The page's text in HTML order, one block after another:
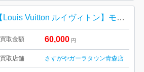
【Louis Vuitton ルイヴィトン】モノグラム・キャンバス・スピーディ30・メンズ・レディース
買取金額 60,000 円
買取店舗 さすがやガーラタウン青森店